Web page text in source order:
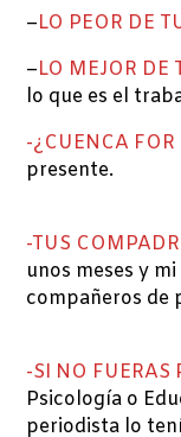
–LO PEOR DE
–LO MEJOR DE
lo que es el
-¿CUENCA FOR
presente.
-TUS
unos meses y
compañeros de
-SI NO FUERAS
Psicología o
periodista lo